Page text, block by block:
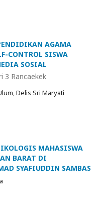
AGAMA
CONTROL SISWA
SOSIAL
3 Rancaekek
Delis Sri Maryati
MAHASISWA
BARAT DI
SYAFIUDDIN SAMBAS